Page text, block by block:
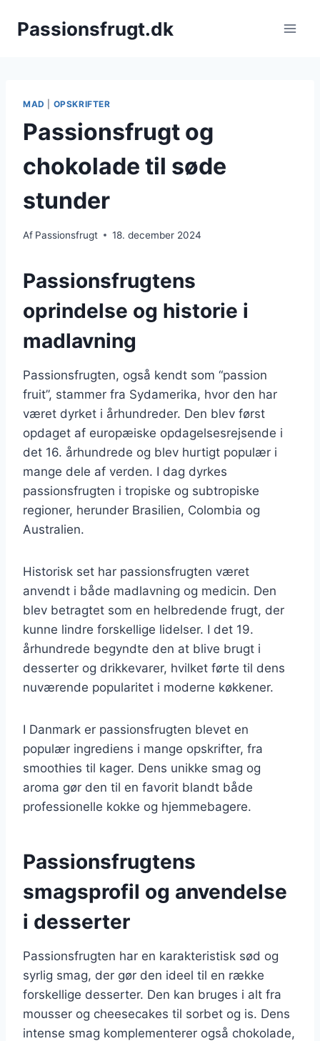
Passionsfrugt.dk
MAD OPSKRIFTER
Passionsfrugt og
chokolade til søde
stunder
Af Passionsfrugt 18. december 2024
Passionsfrugtens
oprindelse og historie i
madlavning
Passionsfrugten, også kendt som “passion
fruit”, stammer fra Sydamerika, hvor den har
været dyrket i århundreder. Den blev først
opdaget af europæiske opdagelsesrejsende i
det 16. århundrede og blev hurtigt populær i
mange dele af verden. I dag dyrkes
passionsfrugten i tropiske og subtropiske
regioner, herunder Brasilien, Colombia og
Australien.
Historisk set har passionsfrugten været
anvendt i både madlavning og medicin. Den
blev betragtet som en helbredende frugt, der
kunne lindre forskellige lidelser. I det 19.
århundrede begyndte den at blive brugt i
desserter og drikkevarer, hvilket førte til dens
nuværende popularitet i moderne køkkener.
I Danmark er passionsfrugten blevet en
populær ingrediens i mange opskrifter, fra
smoothies til kager. Dens unikke smag og
aroma gør den til en favorit blandt både
professionelle kokke og hjemmebagere.
Passionsfrugtens
smagsprofil og anvendelse
i desserter
Passionsfrugten har en karakteristisk sød og
syrlig smag, der gør den ideel til en række
forskellige desserter. Den kan bruges i alt fra
mousser og cheesecakes til sorbet og is. Dens
intense smag komplementerer også chokolade,